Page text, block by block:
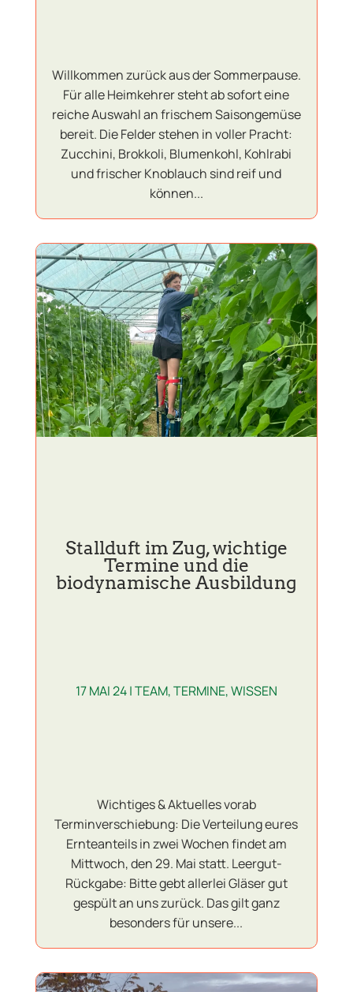
Willkommen zurück aus der Sommerpause.
Für alle Heimkehrer steht ab sofort eine
reiche Auswahl an frischem Saisongemüse
bereit. Die Felder stehen in voller Pracht:
Zucchini, Brokkoli, Blumenkohl, Kohlrabi
und frischer Knoblauch sind reif und
können...
Stallduft im Zug, wichtige
Termine und die
biodynamische Ausbildung
17 MAI 24|TEAM,TERMINE,WISSEN
Wichtiges & Aktuelles vorab
Terminverschiebung: Die Verteilung eures
Ernteanteils in zwei Wochen findet am
Mittwoch, den 29. Mai statt. Leergut-
Rückgabe: Bitte gebt allerlei Gläser gut
gespült an uns zurück. Das gilt ganz
besonders für unsere...